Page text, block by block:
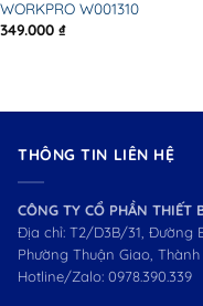
WORKPRO W001310
349.000 ₫
THÔNG TIN LIÊN HỆ
CÔNG TY CỔ PHẦN THIẾT
Địa chỉ: T2/D3B/31, Đường
Phường Thuận Giao,
Hotline/Zalo: 0978.390.339